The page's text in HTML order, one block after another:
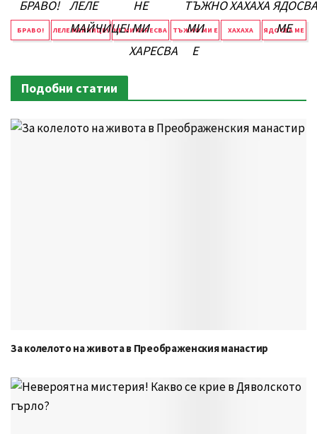
БРАВО! ЛЕЛЕ МАЙЧИЦЕ! НЕ МИ ХАРЕСВА ТЪЖНО МИ Е ХАХАХА ЯДОСВА МЕ
Подобни статии
За колелото на живота в Преображенския манастир